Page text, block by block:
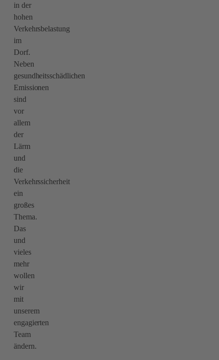
in der
hohen
Verkehrsbelastung
im
Dorf.
Neben
gesundheitsschädlichen
Emissionen
sind
vor
allem
der
Lärm
und
die
Verkehrssicherheit
ein
großes
Thema.
Das
und
vieles
mehr
wollen
wir
mit
unserem
engagierten
Team
ändern.